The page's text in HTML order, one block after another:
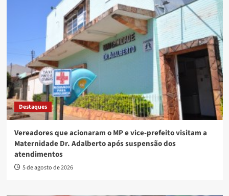
Destaques
Vereadores que acionaram o MP e vice-prefeito visitam a
Maternidade Dr. Adalberto após suspensão dos
atendimentos
5 de agosto de 2026